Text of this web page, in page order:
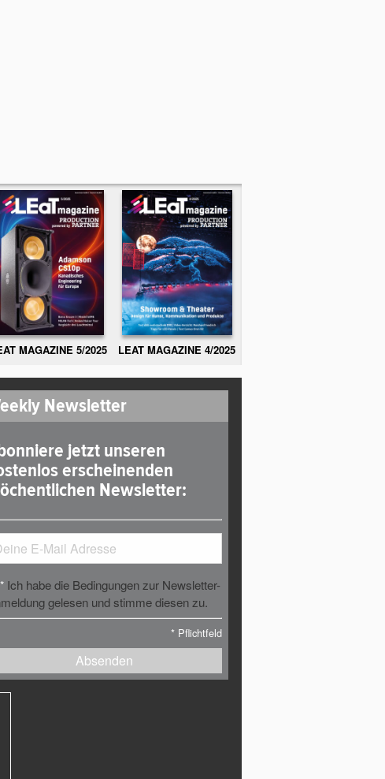
MAGAZINE 5/2025 LEAT MAGAZINE 4/2025
Newsletter
jetzt unseren
erscheinenden
Newsletter:
* Ich habe die Bedingungen zur Newsletter-
gelesen und stimme diesen zu.
* Pflichtfeld
Absenden